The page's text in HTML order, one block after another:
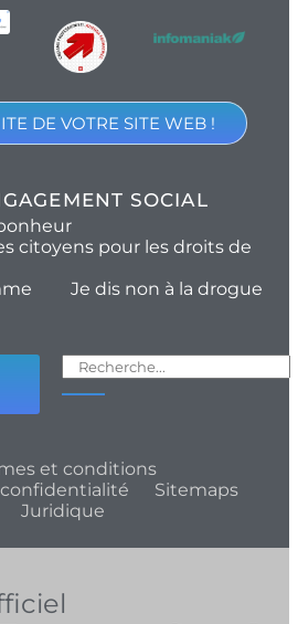
DE VOTRE SITE WEB !
SOCIAL
citoyens pour les droits de
Je dis non à la drogue
et conditions
Sitemaps
Juridique